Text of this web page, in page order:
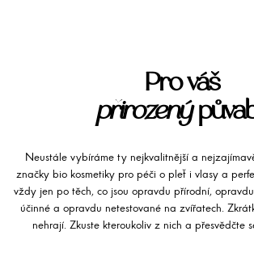
Pro váš
přirozený
Neustále vybíráme ty nejkvalitnější a
značky bio kosmetiky pro péči o pleť i vlasy a
vždy jen po těch, co jsou opravdu přírodní,
účinné a opravdu netestované na zvířatech.
nehrají. Zkuste kteroukoliv z nich a přesvědčte